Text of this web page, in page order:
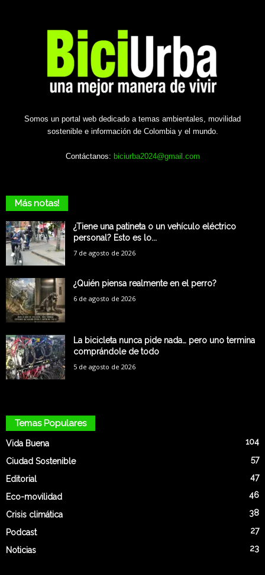
Somos un portal web dedicado a temas ambientales, movilidad
sostenible e información de Colombia y el mundo.
Contáctanos: biciurba2024@gmail.com
Más notas!
¿Tiene una patineta o un vehículo eléctrico
personal? Esto es lo...
7 de agosto de 2026
¿Quién piensa realmente en el perro?
6 de agosto de 2026
La bicicleta nunca pide nada… pero uno termina
comprándole de todo
5 de agosto de 2026
Temas Populares
Vida Buena 104
Ciudad Sostenible 57
Editorial 47
Eco-movilidad 46
Crisis climática 38
Podcast 27
Noticias 23